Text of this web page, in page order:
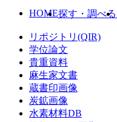
HOME探す・調べる
リポジトリ(QIR)
学位論文
貴重資料
麻生家文書
蔵書印画像
炭鉱画像
水素材料DB